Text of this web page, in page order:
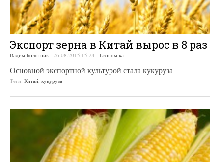
Экспорт зерна в Китай вырос в 8 раз
Вадим Болотник - 26.08.2015 15:24 - Економіка
Основной экспортной культурой стала кукуруза
Теги: Китай, кукуруза